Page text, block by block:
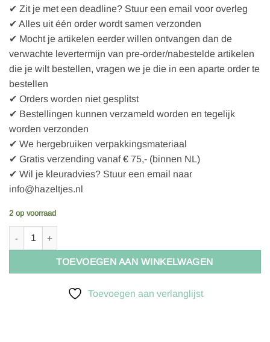
✔ Zit je met een deadline? Stuur een email voor overleg
✔ Alles uit één order wordt samen verzonden
✔ Mocht je artikelen eerder willen ontvangen dan de
verwachte levertermijn van pre-order/nabestelde artikelen
die je wilt bestellen, vragen we je die in een aparte order te
bestellen
✔ Orders worden niet gesplitst
✔ Bestellingen kunnen verzameld worden en tegelijk
worden verzonden
✔ We hergebruiken verpakkingsmateriaal
✔ Gratis verzending vanaf € 75,- (binnen NL)
✔ Wil je kleuradvies? Stuur een email naar
info@hazeltjes.nl
2 op voorraad
TOEVOEGEN AAN WINKELWAGEN
Toevoegen aan verlanglijst